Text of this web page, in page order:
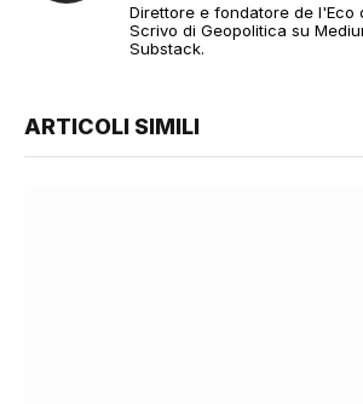
Direttore e fondatore de l'Eco
Scrivo di Geopolitica su
Substack.
ARTICOLI SIMILI